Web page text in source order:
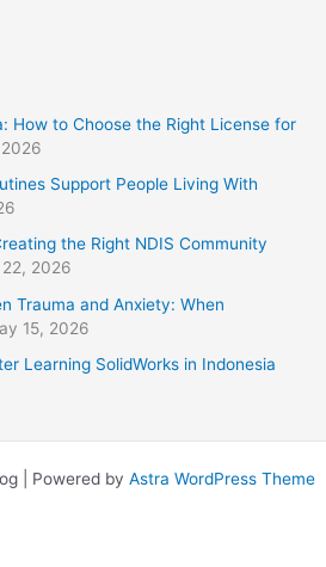
How to Choose the Right License for
Support People Living With
the Right NDIS Community
2026
Trauma and Anxiety: When
15, 2026
Learning SolidWorks in Indonesia
| Powered by Astra WordPress Theme